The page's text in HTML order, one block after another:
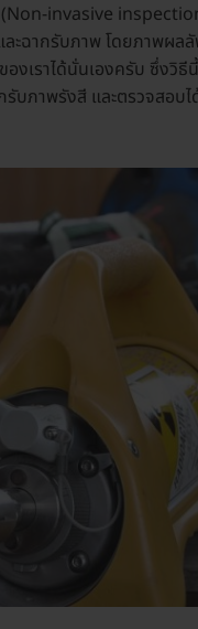
invasive
ะฉากรับภาพ โดยภาพผล
เราได้นั่นเองครับ ซึ่งวิธี
ภาพรังสี และตรวจสอบ